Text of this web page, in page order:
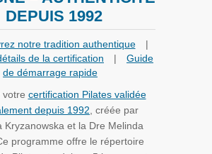
DEPUIS 1992
notre tradition authentique
|
de la certification
|
Guide
de démarrage rapide
votre certification Pilates validée
depuis 1992 , créée par
Kryzanowska et la Dre Melinda
programme offre le répertoire